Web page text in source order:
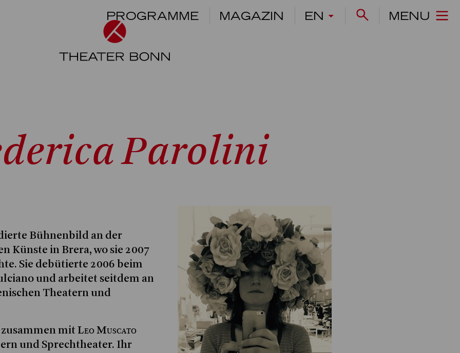
PROGRAMME MAGAZIN EN MENU
Parolini
Bühnenbild an der
Künste in Brera, wo sie 2007
Sie debütierte 2006 beim
und arbeitet seitdem an
Theatern und
zusammen mitLeo Muscato
und Sprechtheater. Ihr